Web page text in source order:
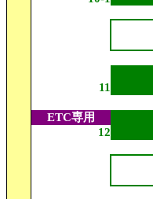
11
ETC専用
12